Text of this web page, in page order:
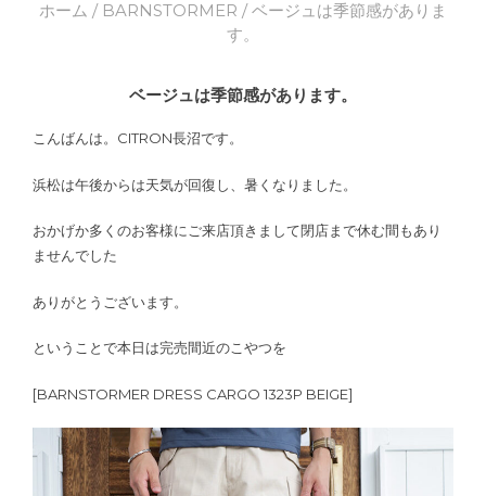
ホーム / BARNSTORMER / ベージュは季節感がありま
す。
ベージュは季節感があります。
こんばんは。CITRON長沼です。
浜松は午後からは天気が回復し、暑くなりました。
おかげか多くのお客様にご来店頂きまして閉店まで休む間もあり
ませんでした
ありがとうございます。
ということで本日は完売間近のこやつを
[BARNSTORMER DRESS CARGO 1323P BEIGE]